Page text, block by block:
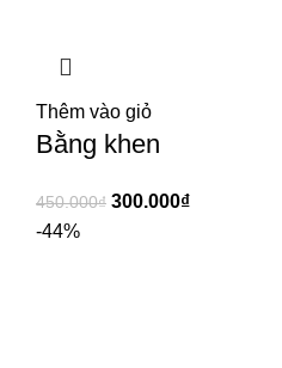
Thêm vào giỏ
Bằng khen
450.000₫ 300.000₫
-44%